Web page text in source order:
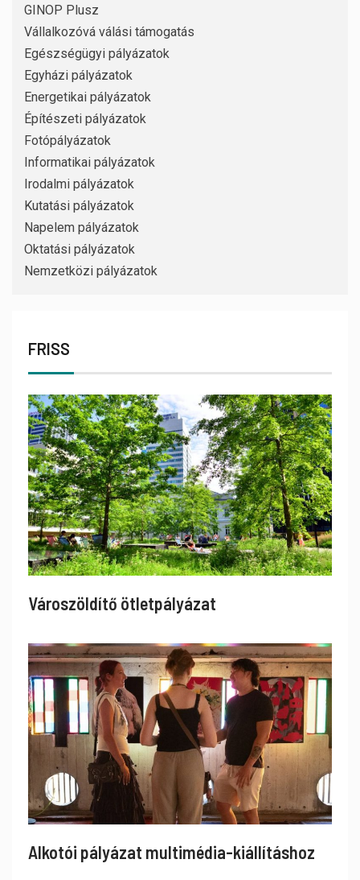
GINOP Plusz
Vállalkozóvá válási támogatás
Egészségügyi pályázatok
Egyházi pályázatok
Energetikai pályázatok
Építészeti pályázatok
Fotópályázatok
Informatikai pályázatok
Irodalmi pályázatok
Kutatási pályázatok
Napelem pályázatok
Oktatási pályázatok
Nemzetközi pályázatok
FRISS
Városzöldítő ötletpályázat
Alkotói pályázat multimédia-kiállításhoz